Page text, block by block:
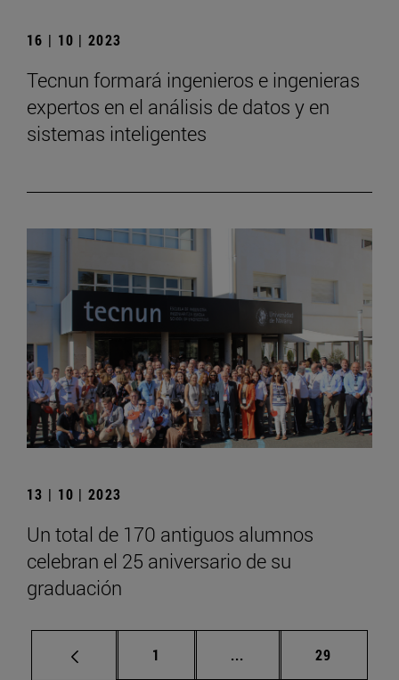
16 | 10 | 2023
Tecnun formará ingenieros e ingenieras
expertos en el análisis de datos y en
sistemas inteligentes
13 | 10 | 2023
Un total de 170 antiguos alumnos
celebran el 25 aniversario de su
graduación
Página
1 ... Páginas intermedias
Página
29